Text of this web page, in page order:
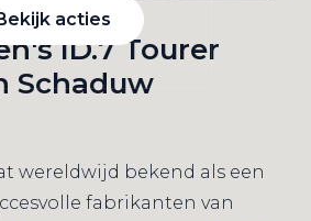
acties
ID.7 Tourer
Schaduw
wereldwijd bekend als een
fabrikanten van